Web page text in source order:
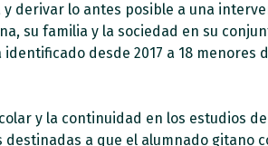
derivar lo antes posible a una
su familia y la sociedad en su
desde 2017 a 18 menores
y la continuidad en los estudios
a que el alumnado gitano